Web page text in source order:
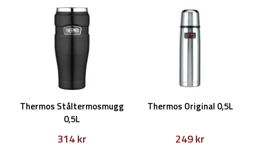
Thermos Ståltermosmugg
0,5L
314 kr
Thermos Original 0,5L
249 kr